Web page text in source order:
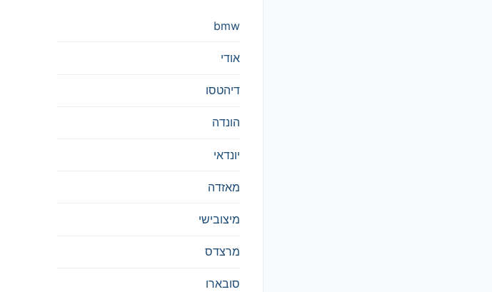
bmw
אודי
דיהטסו
הונדה
יונדאי
מאזדה
מיצובישי
מרצדס
סובארו